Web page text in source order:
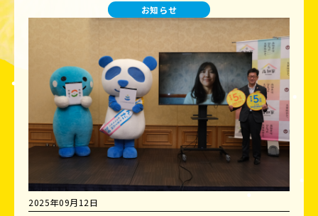
お知らせ
2025年09月12日